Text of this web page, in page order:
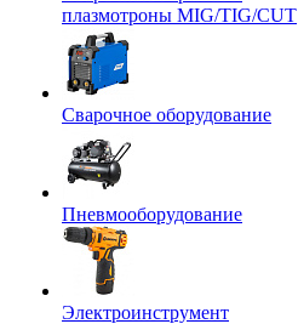
плазмотроны MIG/TIG/CUT
Сварочное оборудование
Пневмооборудование
Электроинструмент